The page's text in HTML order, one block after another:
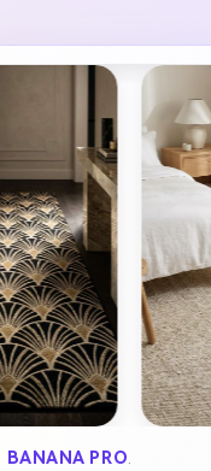
BANANA PRO